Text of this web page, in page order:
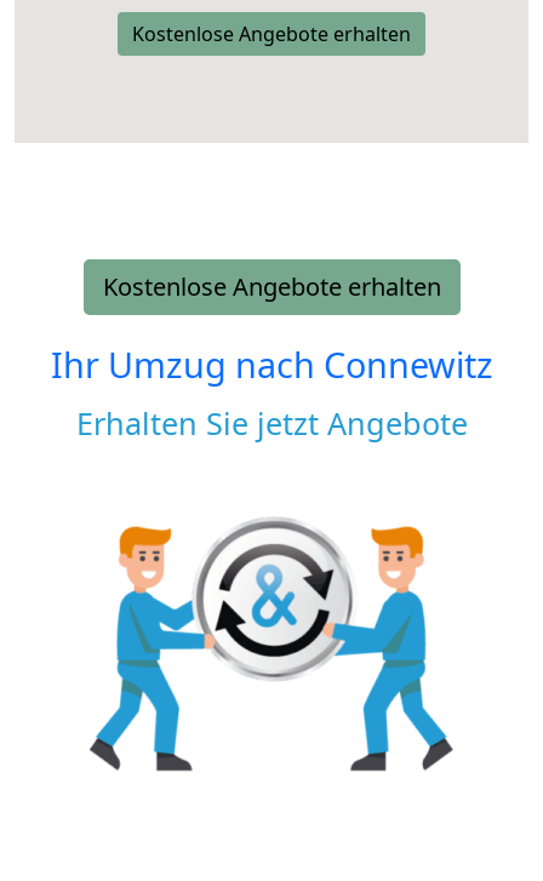
Kostenlose Angebote erhalten
Kostenlose Angebote erhalten
Ihr Umzug nach Connewitz
Erhalten Sie jetzt Angebote